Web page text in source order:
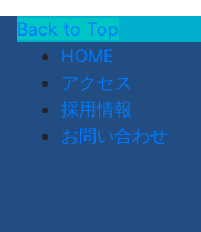
Back to Top
HOME
アクセス
採用情報
お問い合わせ